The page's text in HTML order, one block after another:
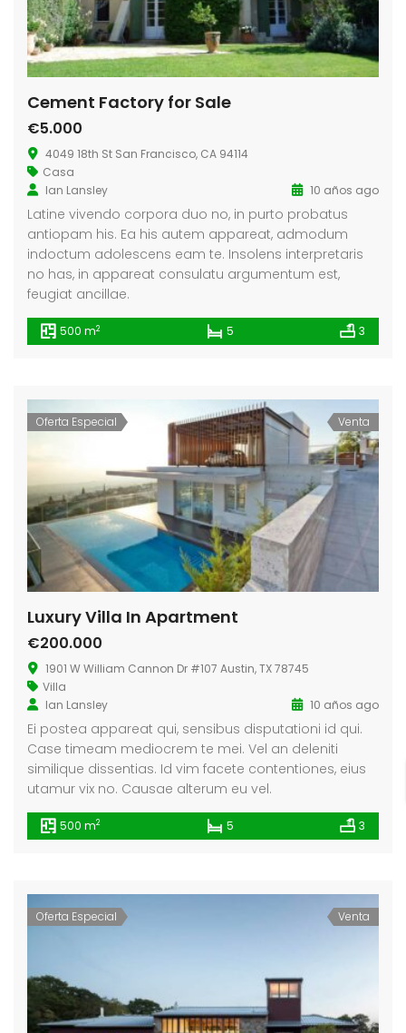
Cement Factory for Sale
€5.000
4049 18th St San Francisco, CA 94114
Casa
Ian Lansley
10 años ago
Latine vivendo corpora duo no, in purto probatus
antiopam his. Ea his autem appareat, admodum
indoctum adolescens eam te. Insolens interpretaris
no has, in appareat consulatu argumentum est,
feugiat ancillae.
500 m2 5 3
Oferta Especial Venta
Luxury Villa In Apartment
€200.000
1901 W William Cannon Dr #107 Austin, TX 78745
Villa
Ian Lansley
10 años ago
Ei postea appareat qui, sensibus disputationi id qui.
Case timeam mediocrem te mei. Vel an deleniti
similique dissentias. Id vim facete contentiones, eius
utamur vix no. Causae alterum eu vel.
500 m2 5 3
Oferta Especial Venta